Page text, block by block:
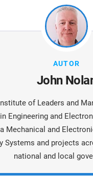
AUTOR
John
of Leaders and
Engineering and
Mechanical and
Systems and projects
national and local